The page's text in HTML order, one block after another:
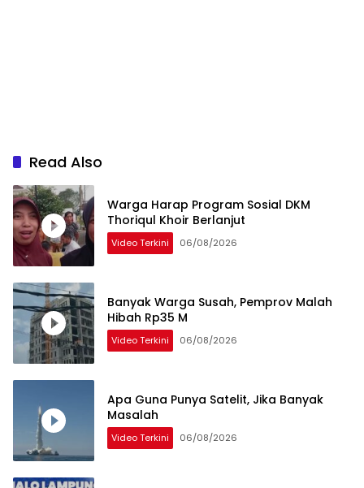
Read Also
Warga Harap Program Sosial DKM
Thoriqul Khoir Berlanjut
Video Terkini 06/08/2026
Banyak Warga Susah, Pemprov Malah
Hibah Rp35 M
Video Terkini 06/08/2026
Apa Guna Punya Satelit, Jika Banyak
Masalah
Video Terkini 06/08/2026